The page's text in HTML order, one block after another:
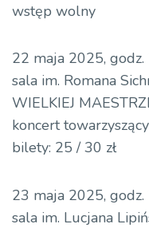
wstęp wolny
22 maja 2025, godz.
sala im. Romana
WIELKIEJ
koncert
bilety: 25 / 30 zł
23 maja 2025, godz.
sala im. Lucjana